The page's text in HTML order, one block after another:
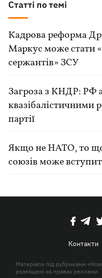
Статті по темі
Кадрова реформа
Маркус може стати
сержантів» ЗСУ
Загроза з КНДР: РФ
квазібалістичними
партії
Якщо не НАТО, то
союзів може
Контакти
Матеріали під рубриками
розміщені на правах реклами